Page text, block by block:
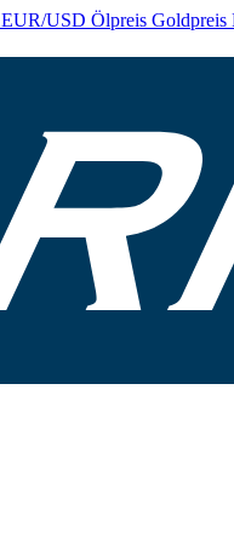
EUR/USD Ölpreis Goldpreis